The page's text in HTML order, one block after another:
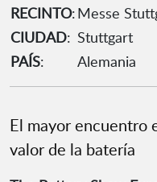
RECINTO:Messe
CIUDAD: Stuttgart
PAÍS: Alemania
El mayor encuentro
valor de la batería